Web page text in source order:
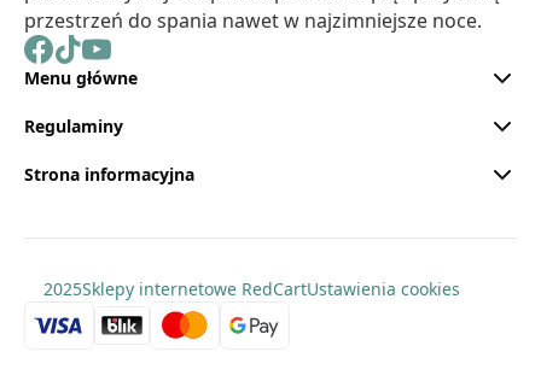
przestrzeń do spania nawet w najzimniejsze noce.
Menu główne
Regulaminy
Strona informacyjna
2025Sklepy internetowe RedCartUstawienia cookies